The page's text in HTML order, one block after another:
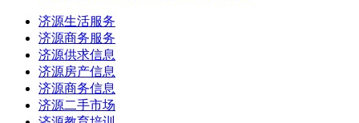
济源生活服务
济源商务服务
济源供求信息
济源房产信息
济源商务信息
济源二手市场